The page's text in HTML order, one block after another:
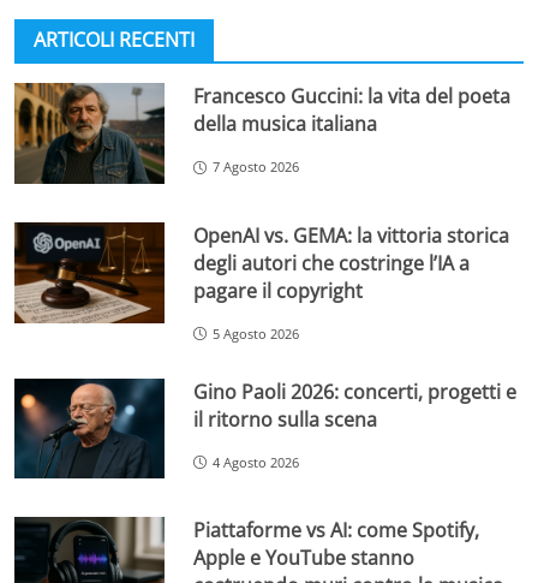
ARTICOLI RECENTI
Francesco Guccini: la vita del poeta
della musica italiana
7 Agosto 2026
OpenAI vs. GEMA: la vittoria storica
degli autori che costringe l’IA a
pagare il copyright
5 Agosto 2026
Gino Paoli 2026: concerti, progetti e
il ritorno sulla scena
4 Agosto 2026
Piattaforme vs AI: come Spotify,
Apple e YouTube stanno